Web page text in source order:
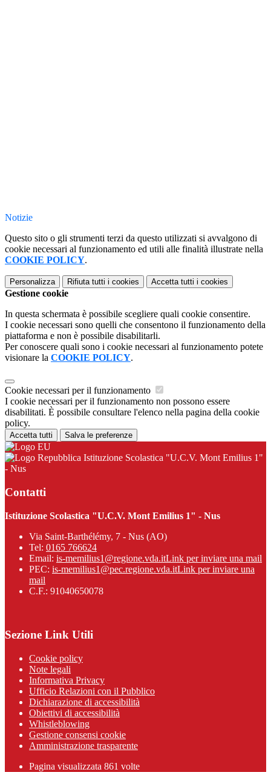
Notizie
Questo sito o gli strumenti terzi da questo utilizzati si avvalgono di
cookie necessari al funzionamento ed utili alle finalità illustrate nella
COOKIE POLICY.
Personalizza Rifiuta tutti i cookies Accetta tutti i cookies
Gestione cookie
In questa schermata è possibile scegliere quali cookie consentire.
I cookie necessari sono quelli che consentono il funzionamento della
piattaforma e non è possibile disabilitarli.
Per conoscere quali sono i cookie necessari al funzionamento potete
visionare la COOKIE POLICY.
Cookie necessari per il funzionamento
I cookie necessari per il funzionamento non possono essere
disabilitati. È possibile consultare l'elenco nella pagina della cookie
policy.
Accetta tutti Salva le preferenze
Istituzione Scolastica "U.C.V. Mont Emilius 1"
- Nus
Contatti
Istituzione Scolastica "U.C.V. Mont Emilius 1" - Nus
Via Saint-Barthélémy, 7 - Nus (AO)
Tel: 0165 766624
Email: is-memilius1@regione.vda.itLink per inviare una mail
PEC: is-memilius1@pec.regione.vda.itLink per inviare una
mail
C.F.: 91040650078
Sezione Link Utili
Cookie policy
Note legali
Informativa Privacy
Ufficio Relazioni con il Pubblico
Dichiarazione di accessibilità
Obiettivi di accessibilità
Whistleblowing
Gestione consensi cookie
Amministrazione trasparente
Pagina visualizzata 861 volte